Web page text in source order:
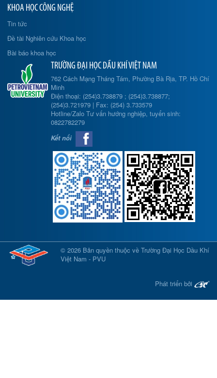
KHOA HỌC CÔNG NGHỆ
Tin tức
Đề tài Nghiên cứu Khoa học
Bài báo khoa học
TRƯỜNG ĐẠI HỌC DẦU KHÍ VIỆT NAM
762 Cách Mạng Tháng Tám, Phường Bà Rịa, TP. Hồ Chí
Minh
Điện thoại: (254)3.738879 ; (254)3.738877;
(254)3.721979 | Fax: (254) 3.733579
Hotline/Zalo Tư vấn hướng nghiệp, tuyển sinh:
0822782279
Kết nối
© 2026 Bản quyền thuộc về Trường Đại Học Dầu Khí
Việt Nam - PVU
Phát triển bởi